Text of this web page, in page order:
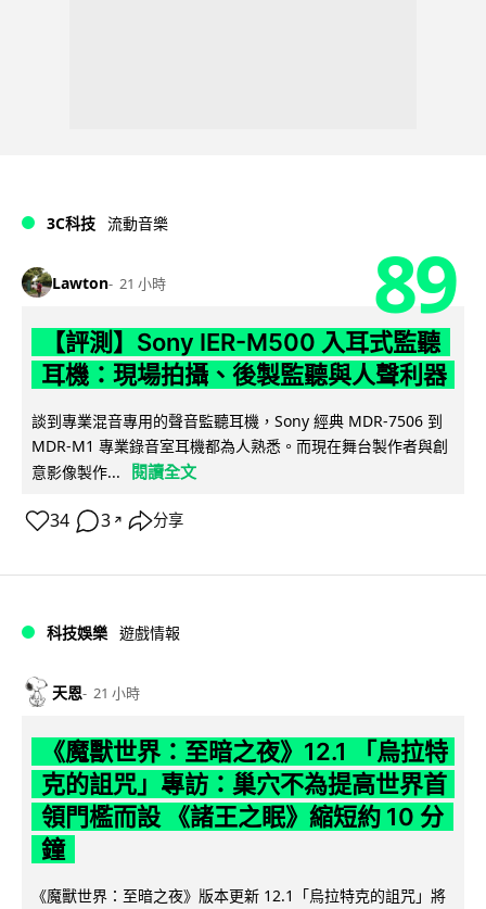
3C科技 流動音樂
Lawton 21 小時 89
【評測】Sony IER-M500 入耳式監聽
耳機：現場拍攝、後製監聽與人聲利器
談到專業混音專用的聲音監聽耳機，Sony 經典 MDR-7506 到
MDR-M1 專業錄音室耳機都為人熟悉。而現在舞台製作者與創
意影像製作...
閱讀全文
34 3 ↗ 分享
科技娛樂 遊戲情報
天恩 21 小時
《魔獸世界：至暗之夜》12.1 「烏拉特
克的詛咒」專訪：巢穴不為提高世界首
領門檻而設 《諸王之眠》縮短約 10 分
鐘
《魔獸世界：至暗之夜》版本更新 12.1「烏拉特克的詛咒」將